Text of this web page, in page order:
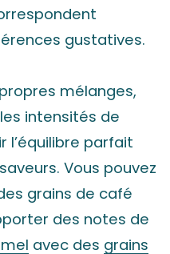
gustatives.
mélanges,
intensités de
l’équilibre parfait
Vous pouvez
grains de café
des notes de
avec des grains